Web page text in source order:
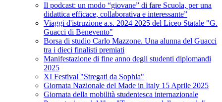
Il podcast: un modo “giovane” di fare Scuola, per una
didattica efficace, collaborativa e interessante”
Viaggi d'istruzione a.s. 2024 2025 del Liceo Statale "G.
Guacci di Benevento"
Borsa di studio Carlo Mazzone. Una alunna del Guacci
tra i dieci finalisti premiati
Manifestazione di fine anno degli studenti diplomandi
2025
XI Festival "Stregati da Sophia"
Giornata Nazionale del Made in Italy 15 Aprile 2025
Giornata della mobilità studentesca internazionale